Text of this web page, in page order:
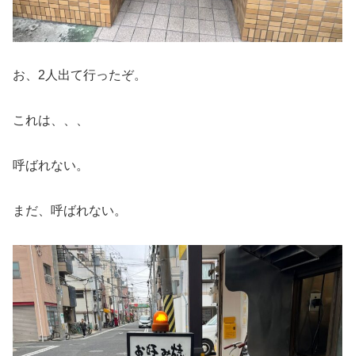
お、2人出て行ったぞ。
これは、、、
呼ばれない。
まだ、呼ばれない。